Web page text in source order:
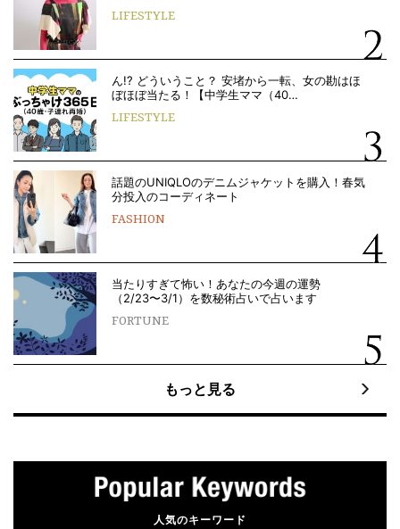
LIFESTYLE
ん!? どういうこと？ 安堵から一転、女の勘はほ
ぼほぼ当たる！【中学生ママ（40…
LIFESTYLE
話題のUNIQLOのデニムジャケットを購入！春気
分投入のコーディネート
FASHION
当たりすぎて怖い！あなたの今週の運勢
（2/23〜3/1）を数秘術占いで占います
FORTUNE
もっと見る
人気のキーワード